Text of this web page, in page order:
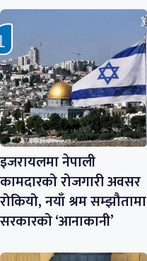
इजरायलमा नेपाली
कामदारको रोजगारी अवसर
रोकियो, नयाँ श्रम सम्झौतामा
सरकारको ‘आनाकानी’